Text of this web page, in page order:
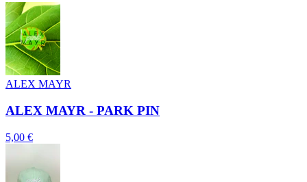
ALEX MAYR
ALEX MAYR - PARK PIN
5,00 €